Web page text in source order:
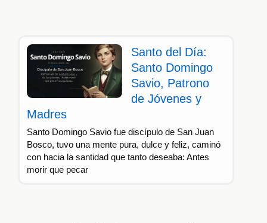
Santo del Día:
Santo Domingo
Savio, Patrono
de Jóvenes y
Madres
Santo Domingo Savio fue discípulo de San Juan
Bosco, tuvo una mente pura, dulce y feliz, caminó
con hacia la santidad que tanto deseaba: Antes
morir que pecar